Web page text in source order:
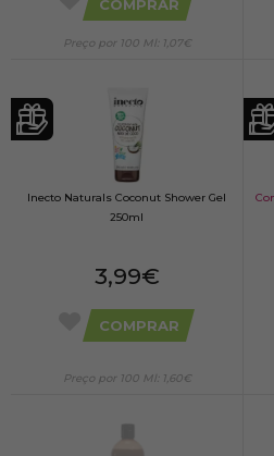
COMPRAR
Preço por 100 Ml: 1,07€
Inecto Naturals Coconut Shower Gel
250ml
3,99€
COMPRAR
Preço por 100 Ml: 1,60€